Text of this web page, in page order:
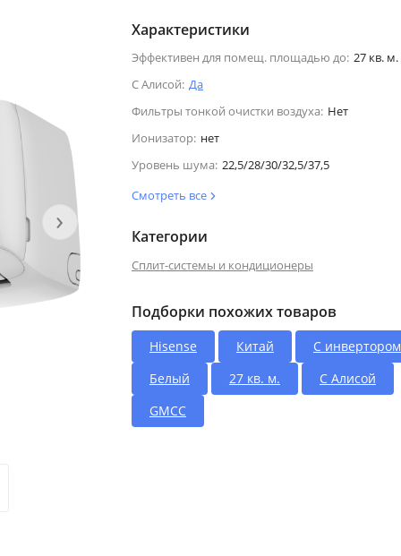
›
Характеристики
Эффективен для помещ. площадью до: 27 кв. м.
С Алисой: Да
Фильтры тонкой очистки воздуха: Нет
Ионизатор: нет
Уровень шума: 22,5/28/30/32,5/37,5
Смотреть все
Категории
Сплит-системы и кондиционеры
Подборки похожих товаров
Hisense Китай
С инвертором
Белый
27 кв. м.
С Алисой
GMCC